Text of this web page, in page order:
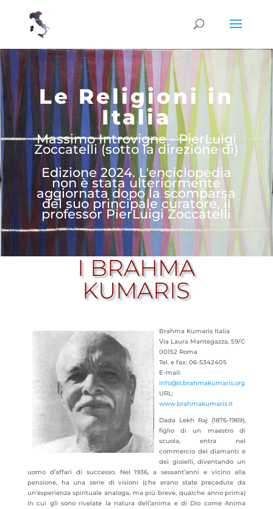
Le Religioni in
Italia
Massimo Introvigne - PierLuigi
Zoccatelli (sotto la direzione di)
Edizione 2024. L'enciclopedia
non è stata ulteriormente
aggiornata dopo la scomparsa
del suo principale curatore, il
professor PierLuigi Zoccatelli
I BRAHMA
KUMARIS
Brahma Kumaris Italia
Via Laura Mantegazza, 59/C
00152 Roma
Tel. e fax: 06-5342405
E-mail:
info@it.brahmakumaris.org
URL:
www.brahmakumaris.it
Dada Lekh Raj (1876-1969),
figlio di un maestro di
scuola, entra nel
commercio dei diamanti e
dei gioielli, diventando un
uomo d’affari di successo. Nel 1936, a sessant’anni e vicino alla
pensione, ha una serie di visioni (che erano state precedute da
un’esperienza spirituale analoga, ma più breve, qualche anno prima)
in cui gli sono rivelate la natura dell’anima e di Dio come Anima